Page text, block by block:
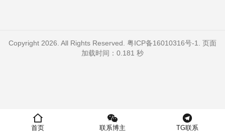
Copyright 2026. All Rights Reserved. 粤ICP备16010316号-1
. 页面
加载时间：0.181 秒
首页 联系博主 TG联系